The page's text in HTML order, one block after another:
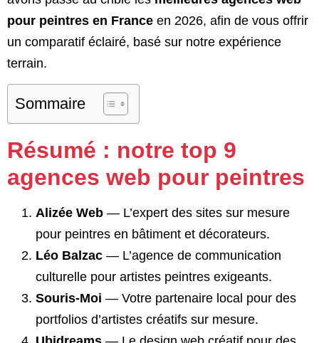
pour peintres en France en 2026, afin de vous offrir
un comparatif éclairé, basé sur notre expérience
terrain.
Sommaire
Résumé : notre top 9
agences web pour peintres
Alizée Web — L’expert des sites sur mesure
pour peintres en bâtiment et décorateurs.
Léo Balzac — L’agence de communication
culturelle pour artistes peintres exigeants.
Souris-Moi — Votre partenaire local pour des
portfolios d’artistes créatifs sur mesure.